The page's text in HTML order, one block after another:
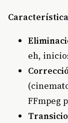
eh,
FFmpeg